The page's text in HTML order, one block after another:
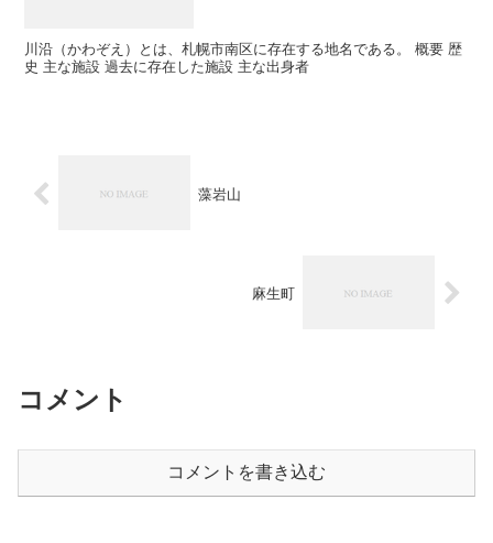
川沿（かわぞえ）とは、札幌市南区に存在する地名である。 概要 歴
史 主な施設 過去に存在した施設 主な出身者
藻岩山
麻生町
コメント
コメントを書き込む